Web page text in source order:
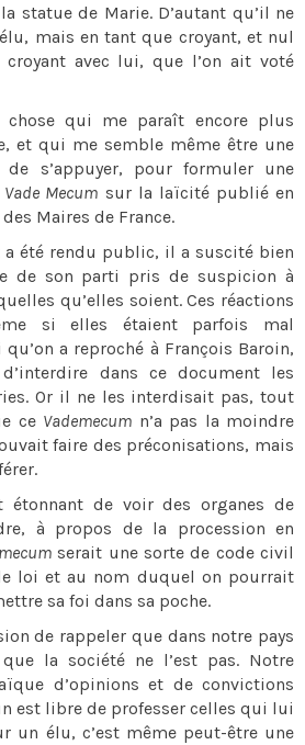
statue de Marie. D’autant qu’il ne
mais en tant que croyant, et nul
croyant avec lui, que l’on ait voté
qui me paraît encore plus
et qui me semble même être une
de s’appuyer, pour formuler une
Vade Mecum sur la laïcité publié en
Maires de France.
a été rendu public, il a suscité bien
de son parti pris de suspicion à
qu’elles soient. Ces réactions
si elles étaient parfois mal
a reproché à François Baroin,
dans ce document les
Or il ne les interdisait pas, tout
ce Vademecum n’a pas la moindre
faire des préconisations, mais
étonnant de voir des organes de
à propos de la procession en
serait une sorte de code civil
loi et au nom duquel on pourrait
sa foi dans sa poche.
de rappeler que dans notre pays
la société ne l’est pas. Notre
d’opinions et de convictions
est libre de professer celles qui lui
un élu, c’est même peut-être une